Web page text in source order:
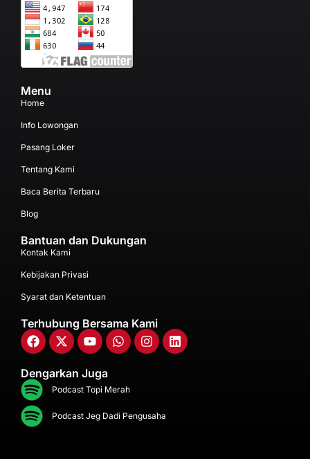
Menu
Home
Info Lowongan
Pasang Loker
Tentang Kami
Baca Berita Terbaru
Blog
Bantuan dan Dukungan
Kontak Kami
Kebijakan Privasi
Syarat dan Ketentuan
Terhubung Bersama Kami
Dengarkan Juga
Podcast Topi Merah
Podcast Jeg Dadi Pengusaha